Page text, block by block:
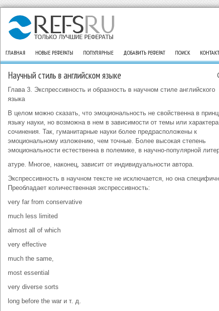
ГЛАВНАЯ НОВЫЕ РЕФЕРАТЫ ПОПУЛЯРНЫЕ ДОБАВИТЬ РЕФЕРАТ ПОИСК
Научный стиль в английском языке
Глава 3. Экспрессивность и образность в научном стиле английского
языка
В целом можно сказать, что эмоциональность не свойственна в
языку науки, но возможна в нем в зависимости от темы или характера
сочинения. Так, гуманитарные науки более предрасположены к
эмоциональному изложению, чем точные. Более высо­кая степень
эмоциональности естественна в полемике, в научно-популярной
атуре. Многое, наконец, зависит от индивидуальности автора.
Экспрессивность в научном тексте не исключается, но она
Преобладает количественная экспрессивность:
very far from conservative
much less limited
almost all of which
very effective
much the same,
most essential
very diverse sorts
long before the war и т. д.